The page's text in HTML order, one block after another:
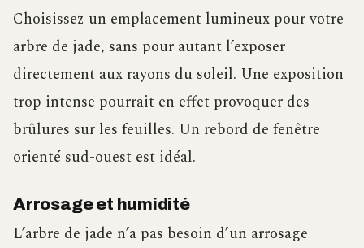
Choisissez un emplacement lumineux pour votre
arbre de jade, sans pour autant l’exposer
directement aux rayons du soleil. Une exposition
trop intense pourrait en effet provoquer des
brûlures sur les feuilles. Un rebord de fenêtre
orienté sud-ouest est idéal.
Arrosage et humidité
L’arbre de jade n’a pas besoin d’un arrosage